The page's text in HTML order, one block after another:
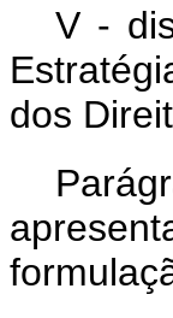
V -
dos